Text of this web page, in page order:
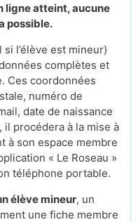
ligne atteint, aucune
possible.
l’élève est mineur)
complètes et
Ces coordonnées
numéro de
date de naissance
procédera à la mise à
à son espace membre
« Le Roseau »
téléphone portable.
élève mineur, un
une fiche membre